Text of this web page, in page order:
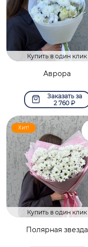
Купить в один клик
Аврора
Заказать за
2 760 ₽
Хит!
Купить в один клик
Полярная звезда